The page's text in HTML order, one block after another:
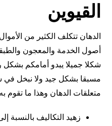
القيوين
الدهان تتكلف الكثير من
أصول الخدمة والمعجون
شكلا جميلا يبدو أمامكم
مسبقا بشكل جيد ولا نبخل في
متعلقات الدهان وهذا ما تقوم
زهيد التكاليف بالنسبة